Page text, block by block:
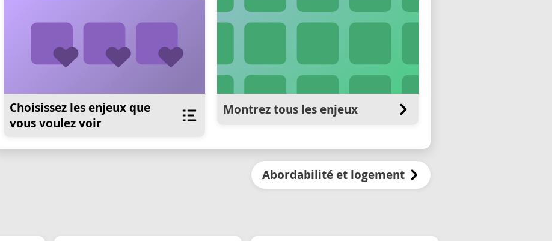
Choisissez les enjeux que
vous voulez voir
Montrez tous les enjeux
Abordabilité et logement